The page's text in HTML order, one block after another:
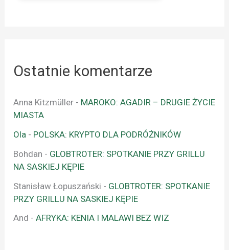
Ostatnie komentarze
Anna Kitzmüller - MAROKO: AGADIR – DRUGIE ŻYCIE
MIASTA
Ola - POLSKA: KRYPTO DLA PODRÓŻNIKÓW
Bohdan - GLOBTROTER: SPOTKANIE PRZY GRILLU
NA SASKIEJ KĘPIE
Stanisław Łopuszański - GLOBTROTER: SPOTKANIE
PRZY GRILLU NA SASKIEJ KĘPIE
And -AFRYKA: KENIA I MALAWI BEZ WIZ